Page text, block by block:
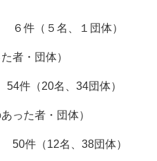
、１団体）
者・団体）
名、34団体）
た者・団体）
名、38団体）